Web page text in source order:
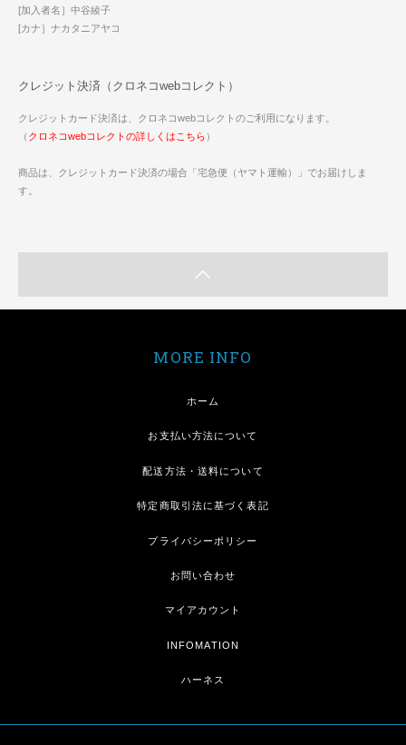
[加入者名］中谷綾子
[カナ］ナカタニアヤコ
クレジット決済（クロネコwebコレクト）
クレジットカード決済は、クロネコwebコレクトのご利用になります。
（ クロネコwebコレクトの詳しくはこちら ）
商品は、クレジットカード決済の場合「宅急便（ヤマト運輸）」でお届けしま
す。
MORE INFO
ホーム
お支払い方法について
配送方法・送料について
特定商取引法に基づく表記
プライバシーポリシー
お問い合わせ
マイアカウント
INFOMATION
ハーネス